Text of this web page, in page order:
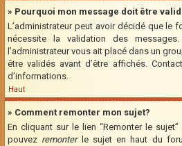
» Pourquoi mon message doit être
L’administrateur peut avoir décidé que le
nécessite la validation des
l’administrateur vous ait placé dans un
être validés avant d’être affichés.
d’informations.
Haut
» Comment remonter mon sujet?
En cliquant sur le lien “Remonter le
pouvez remonterle sujet en haut du